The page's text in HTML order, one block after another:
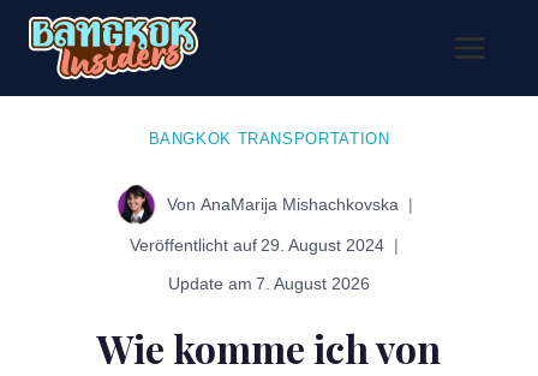
Zum
Inhalt
springen
BANGKOK TRANSPORTATION
Von AnaMarija Mishachkovska
Veröffentlicht auf 29. August 2024
Update am 7. August 2026
Wie komme ich von